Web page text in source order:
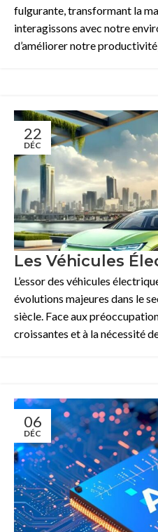
fulgurante, transformant la
interagissons avec notre
d’améliorer notre
22
DÉC
Les Véhicules
L’essor des véhicules
évolutions majeures dans le
siècle. Face aux
croissantes et à la nécessité
06
DÉC